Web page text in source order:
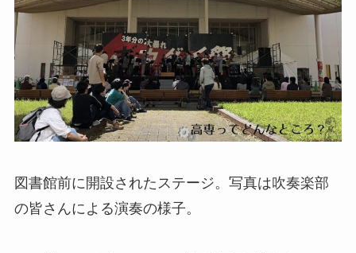
図書館前に開設されたステージ。写真は吹奏楽部
の皆さんによる演奏の様子。